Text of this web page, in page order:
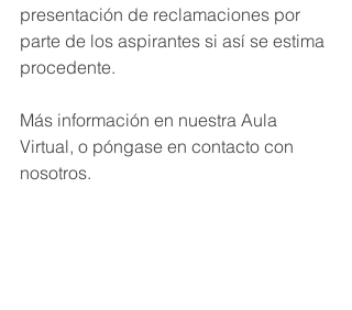
presentación de reclamaciones por
parte de los aspirantes si así se estima
procedente.
Más información en nuestra Aula
Virtual, o póngase en contacto con
nosotros.